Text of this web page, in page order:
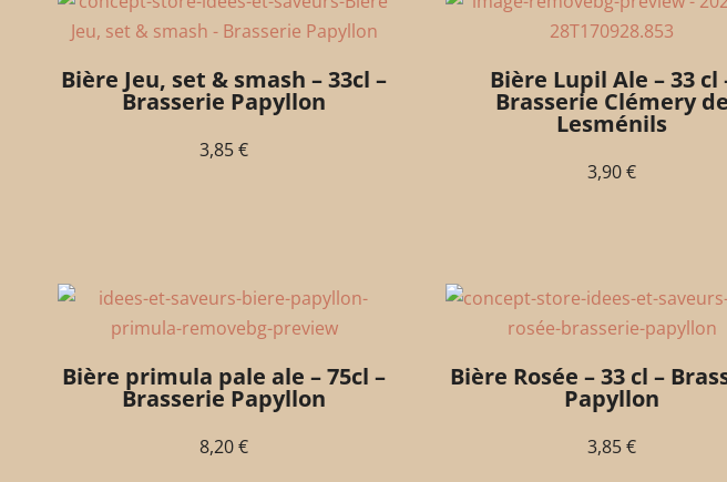
Bière Jeu, set & smash – 33cl –
Brasserie Papyllon
3,85€
Bière Lupil Ale – 33 cl
Brasserie Clémery
Lesménils
3,90€
Bière primula pale ale – 75cl –
Brasserie Papyllon
8,20€
Bière Rosée – 33 cl –
Papyllon
3,85€